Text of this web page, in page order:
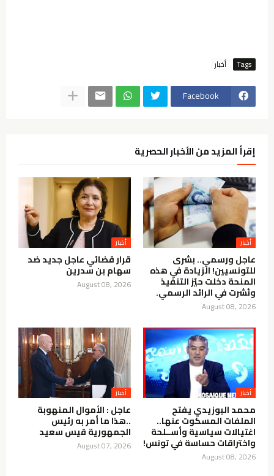
Tags أخبار
Facebook
إقرأ المزيد من الأخبار الحصرية
أخبار
عاجل ورسمي.. بشرى
للتونسيين! الزيادة في هذه
المنحة دخلت حيّز التنفيذ
ونُشرت في الرائد الرسمي.
August 08, 2026
أخبار
قرار قضائي عاجل جديد ضد
سهام بن سدرين
August 08, 2026
أخبار
محمد البوزيدي يفتح
الملفات المسكوت عنها..
اغتيالات سياسية وأســلحة
واختراقات حساسة في تونس!
August 08, 2026
أخبار
عاجل : الأموال المنهوبة
..هذا ما أمر به رئيس
الجمهورية قيس سعيد
August 07, 2026